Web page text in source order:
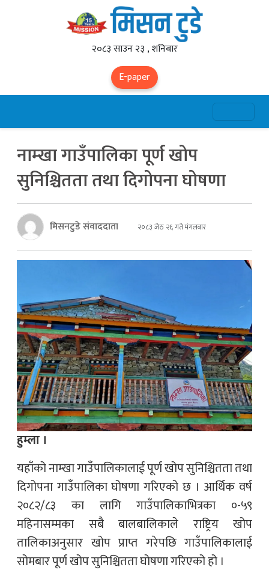
२०८३ साउन २३ , शनिबार
E-paper
नाम्खा गाउँपालिका पूर्ण खोप
सुनिश्चितता तथा दिगोपना घोषणा
मिसनटुडे संवाददाता २०८३ जेठ २६ गते मंगलबार
हुम्ला ।
यहाँको नाम्खा गाउँपालिकालाई पूर्ण खोप सुनिश्चितता तथा
दिगोपना गाउँपालिका घोषणा गरिएको छ । आर्थिक वर्ष
२०८२/८३ का लागि गाउँपालिकाभित्रका ०-५९
महिनासम्मका सबै बालबालिकाले राष्ट्रिय खोप
तालिकाअनुसार खोप प्राप्त गरेपछि गाउँपालिकालाई
सोमबार पूर्ण खोप सुनिश्चितता घोषणा गरिएको हो ।